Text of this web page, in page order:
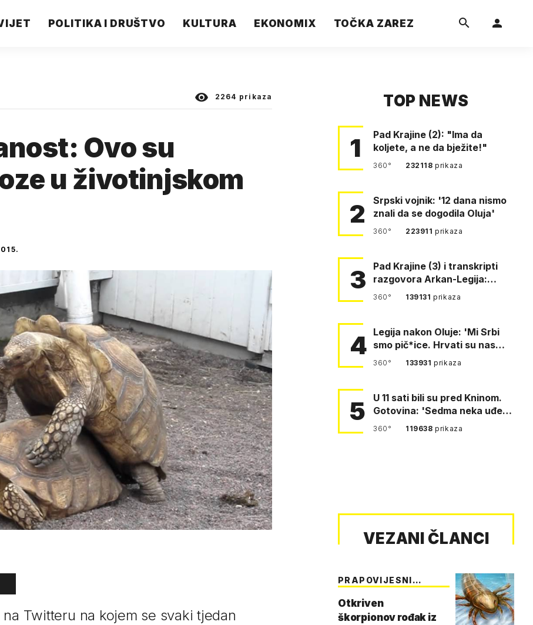
POLITIKA I DRUŠTVO KULTURA EKONOMIX TOČKA ZAREZ
2264 prikaza
Ovo su
u životinjskom
Twitteru na kojem se svaki tjedan
TOP NEWS
1
Pad Krajine (2): "Ima da
koljete, a ne da bježite!"
360° 232118prikaza
2
Srpski vojnik: '12 dana nismo
znali da se dogodila Oluja'
360° 223911prikaza
3
Pad Krajine (3) i transkripti
razgovora Arkan-Legija:
'Čujem, prelazite ustašam…
360° 139131prikaza
4 Legija nakon Oluje: 'Mi Srbi
smo pič*ice. Hrvati su nas
pomeli!'
360° 133931prikaza
5
U 11 sati bili su pred Kninom.
Gotovina: 'Sedma neka uđe,
4. gardijska neka g…
360° 119638prikaza
VEZANI ČLANCI
PRAPOVIJESNI
Otkriven
škorpionov rođak iz